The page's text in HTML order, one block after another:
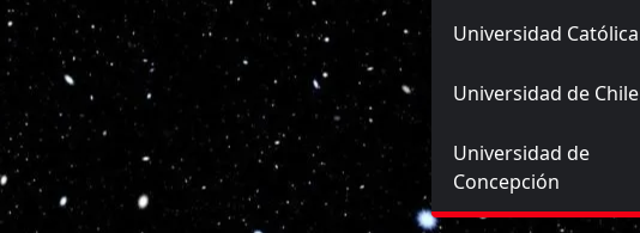
Universidad Católica
Universidad de Chile
Universidad de
Concepción